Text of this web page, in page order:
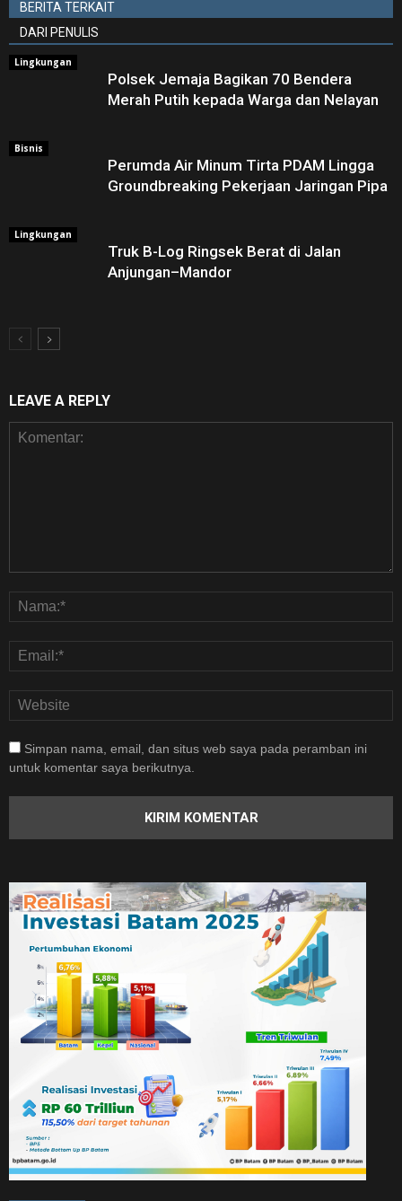
BERITA TERKAIT
DARI PENULIS
Lingkungan
Polsek Jemaja Bagikan 70 Bendera
Merah Putih kepada Warga dan Nelayan
Bisnis
Perumda Air Minum Tirta PDAM Lingga
Groundbreaking Pekerjaan Jaringan Pipa
Lingkungan
Truk B-Log Ringsek Berat di Jalan
Anjungan–Mandor
LEAVE A REPLY
Simpan nama, email, dan situs web saya pada peramban ini
untuk komentar saya berikutnya.